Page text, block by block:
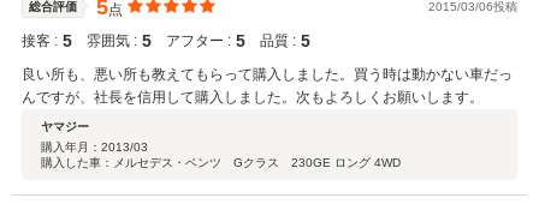
総合評価 5点 2015/03/06投稿
接客 : 5 雰囲気 : 5 アフター : 5 品質 : 5
良い所も、悪い所も教えてもらって購入しました。買う時は動かない車だっ
んですが、社長を信用して購入しました。次もよろしくお願いします。
ヤマジー
購入年月： 2013/03
購入した車：メルセデス・ベンツ Gクラス 230GE ロング 4WD